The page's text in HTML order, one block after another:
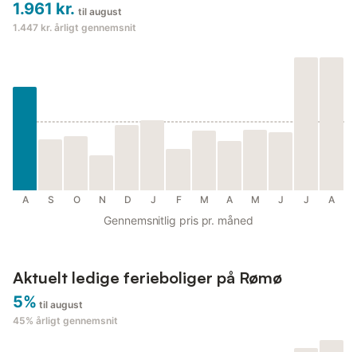
1.961 kr. til august
1.447 kr. årligt gennemsnit
A S O N D J F M A M J J A
Gennemsnitlig pris pr. måned
Aktuelt ledige ferieboliger på Rømø
5% til august
45% årligt gennemsnit